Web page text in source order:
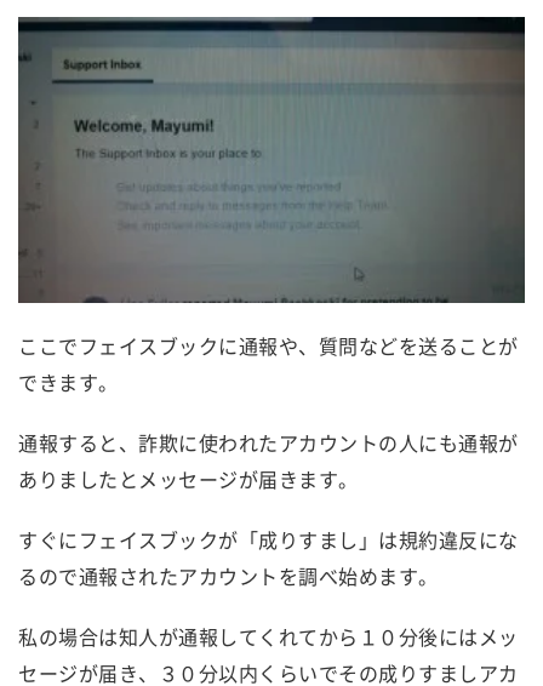
ここでフェイスブックに通報や、質問などを送ることが
できます。
通報すると、詐欺に使われたアカウントの人にも通報が
ありましたとメッセージが届きます。
すぐにフェイスブックが「成りすまし」は規約違反にな
るので通報されたアカウントを調べ始めます。
私の場合は知人が通報してくれてから１０分後にはメッ
セージが届き、３０分以内くらいでその成りすましアカ